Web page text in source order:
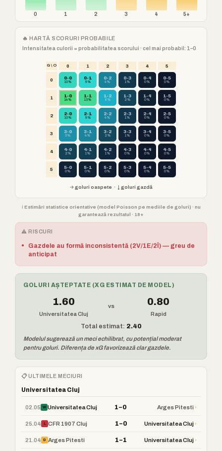
0 1 2 3 4 5+
🔥 HARTĂ SCORURI PROBABILE
Intensitatea culorii = probabilitatea scorului · cel mai probabil: 1–0
G \ O 0 1 2 3 4 5
0 0-0
10%
0-1
9%
0-2
4%
0-3
1%
0-4
0%
0-5
0%
1 1-0
14%
1-1
13%
1-2
6%
1-3
2%
1-4
0%
1-5
0%
2 2-0
10%
2-1
9%
2-2
4%
2-3
1%
2-4
0%
2-5
0%
3 3-0
5%
3-1
4%
3-2
2%
3-3
1%
3-4
0%
3-5
0%
4 4-0
2%
4-1
1%
4-2
1%
4-3
0%
4-4
0%
4-5
0%
5 5-0
0%
5-1
0%
5-2
0%
5-3
0%
5-4
0%
5-5
0%
→ goluri oaspete · ↓ goluri gazdă
ℹ️ Estimări statistice orientative (model Poisson pe mediile de goluri) · nu
garantează rezultatul · 18+
⚠️ RISCURI
•
Gazdele au formă inconsistentă (2V/1E/2Î) — greu de
anticipat
GOLURI AȘTEPTATE (XG ESTIMAT DE MODEL)
1.60
Universitatea Cluj
vs 0.80
Rapid
Total estimat: 2.40
Modelul sugerează un meci echilibrat, cu potențial moderat
pentru goluri. Diferența de xG favorizează clar gazdele.
📋 ULTIMELE MECIURI
Universitatea Cluj
02.05 W Universitatea Cluj 1–0 Arges Pitesti›
25.04 L CFR 1907 Cluj 1–0 Universitatea Cluj›
21.04 D Arges Pitesti 1–1 Universitatea Cluj›